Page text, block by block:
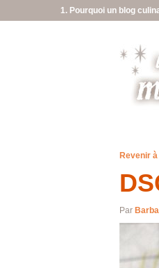
1. Pourquoi un blog
Revenir
Par